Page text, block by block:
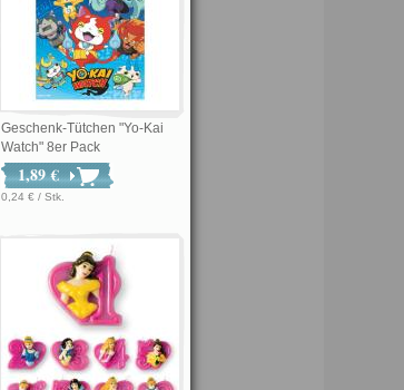
Geschenk-Tütchen "Yo-Kai
Watch" 8er Pack
1,89 €
0,24 € / Stk.